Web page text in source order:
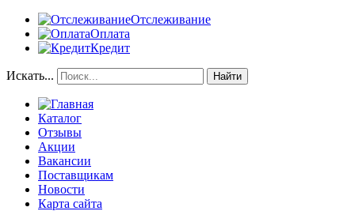
Отслеживание
Оплата
Кредит
Искать... Найти
Каталог
Отзывы
Акции
Вакансии
Поставщикам
Новости
Карта сайта